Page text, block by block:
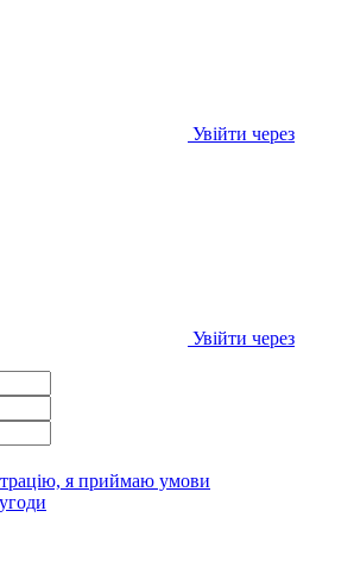
Увійти через
Увійти через
я приймаю умови